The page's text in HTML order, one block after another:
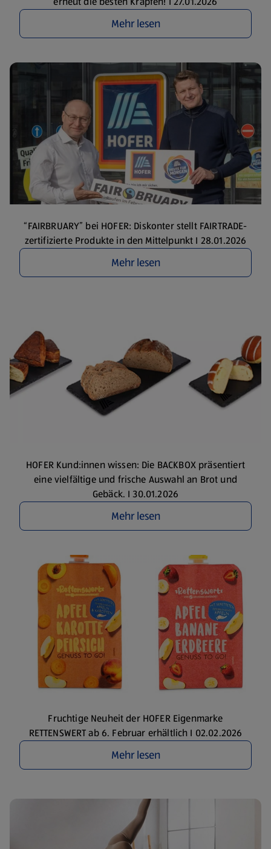
Mehr lesen
“FAIRBRUARY” bei HOFER: Diskonter stellt FAIRTRADE-
zertifizierte Produkte in den Mittelpunkt I 28.01.2026
Mehr lesen
HOFER Kund:innen wissen: Die BACKBOX präsentiert
eine vielfältige und frische Auswahl an Brot und
Gebäck. I 30.01.2026
Mehr lesen
Fruchtige Neuheit der HOFER Eigenmarke
RETTENSWERT ab 6. Februar erhältlich I 02.02.2026
Mehr lesen